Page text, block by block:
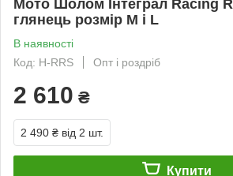
Мото Шолом Інтеграл Racing
глянець розмір М і L
В наявності
Код: H-RRS
Опт і роздріб
2 610 ₴
2 490 ₴ від 2 шт.
Купити